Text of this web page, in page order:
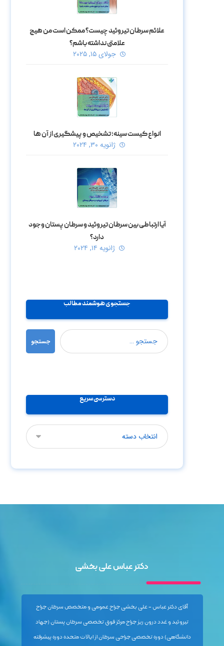
علائم سرطان تیروئید چیست؟ ممکن است من هیچ
علامتی نداشته باشم؟
جولای ۱۵, ۲۰۲۵
انواع کیست سینه؛ تشخیص و پیشگیری از آن ها
ژانویه ۳۰, ۲۰۲۴
آیا ارتباطی بین سرطان تیروئید و سرطان پستان وجود
دارد؟
ژانویه ۱۴, ۲۰۲۴
جستجوی هوشمند مطالب
جستجو
دسترسی سریع
دکتر عباس علی بخشی
آقای دکتر عباس - علی بخشی جراح عمومی و متخصص سرطان جراح
تیروئید و غدد درون ریز جراح مرکز فوق تخصصی سرطان پستان (جهاد
دانشگاهی) دوره تخصصی جراحی سرطان از ایالات متحده دوره پیشرفته